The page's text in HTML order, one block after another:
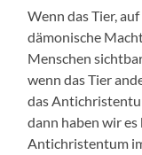
Wenn das Tier,
dämonische
Menschen
wenn das Tier
das
dann haben wir
Antichristentum